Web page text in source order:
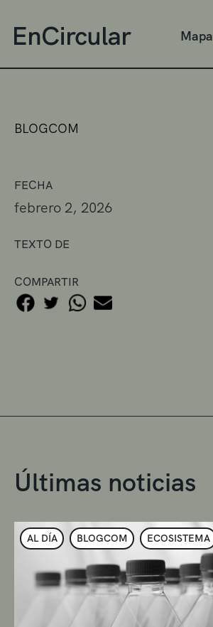
Mapa
BLOGCOM
FECHA
febrero 2, 2026
TEXTO DE
COMPARTIR
Últimas noticias
AL DÍA BLOGCOM ECOSISTEMA